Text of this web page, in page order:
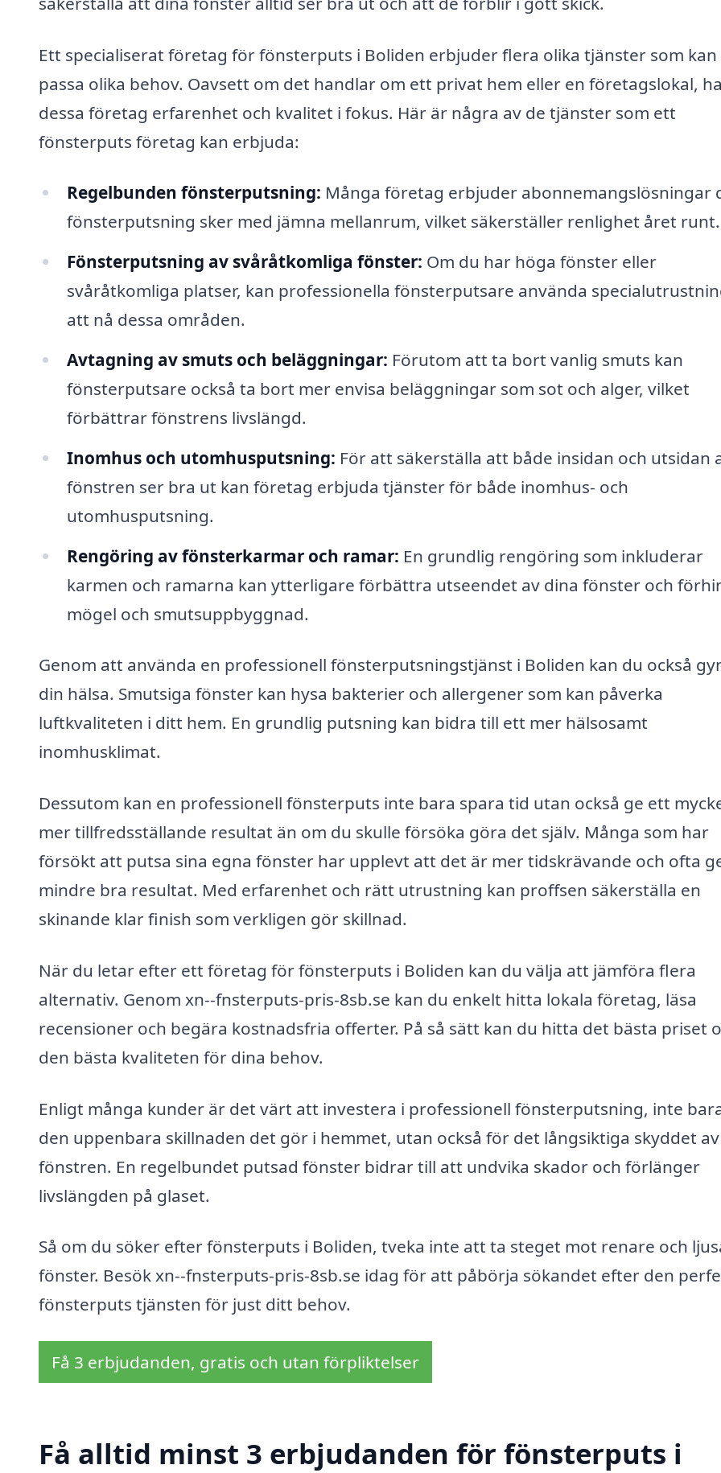
Ett specialiserat företag för fönsterputs i Boliden erbjuder flera olika tjänster som kan
passa olika behov. Oavsett om det handlar om ett privat hem eller en företagslokal,
dessa företag erfarenhet och kvalitet i fokus. Här är några av de tjänster som ett
fönsterputs företag kan erbjuda:
Regelbunden fönsterputsning: Många företag erbjuder abonnemangslösningar
fönsterputsning sker med jämna mellanrum, vilket säkerställer renlighet året runt.
Fönsterputsning av svåråtkomliga fönster: Om du har höga fönster eller
svåråtkomliga platser, kan professionella fönsterputsare använda
att nå dessa områden.
Avtagning av smuts och beläggningar: Förutom att ta bort vanlig smuts kan
fönsterputsare också ta bort mer envisa beläggningar som sot och alger, vilket
förbättrar fönstrens livslängd.
Inomhus och utomhusputsning: För att säkerställa att både insidan och utsidan
fönstren ser bra ut kan företag erbjuda tjänster för både inomhus- och
utomhusputsning.
Rengöring av fönsterkarmar och ramar: En grundlig rengöring som inkluderar
karmen och ramarna kan ytterligare förbättra utseendet av dina fönster och
mögel och smutsuppbyggnad.
Genom att använda en professionell fönsterputsningstjänst i Boliden kan du också
din hälsa. Smutsiga fönster kan hysa bakterier och allergener som kan påverka
luftkvaliteten i ditt hem. En grundlig putsning kan bidra till ett mer hälsosamt
inomhusklimat.
Dessutom kan en professionell fönsterputs inte bara spara tid utan också ge ett
mer tillfredsställande resultat än om du skulle försöka göra det själv. Många som har
försökt att putsa sina egna fönster har upplevt att det är mer tidskrävande och ofta
mindre bra resultat. Med erfarenhet och rätt utrustning kan proffsen säkerställa en
skinande klar finish som verkligen gör skillnad.
När du letar efter ett företag för fönsterputs i Boliden kan du välja att jämföra flera
alternativ. Genom xn--fnsterputs-pris-8sb.se kan du enkelt hitta lokala företag, läsa
recensioner och begära kostnadsfria offerter. På så sätt kan du hitta det bästa priset
den bästa kvaliteten för dina behov.
Enligt många kunder är det värt att investera i professionell fönsterputsning, inte
den uppenbara skillnaden det gör i hemmet, utan också för det långsiktiga skyddet av
fönstren. En regelbundet putsad fönster bidrar till att undvika skador och förlänger
livslängden på glaset.
Så om du söker efter fönsterputs i Boliden, tveka inte att ta steget mot renare och
fönster. Besök xn--fnsterputs-pris-8sb.se idag för att påbörja sökandet efter den
fönsterputs tjänsten för just ditt behov.
Få 3 erbjudanden, gratis och utan förpliktelser
Få alltid minst 3 erbjudanden för fönsterputs i